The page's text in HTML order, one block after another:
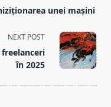
unei mașini
NEXT POST
în 2025